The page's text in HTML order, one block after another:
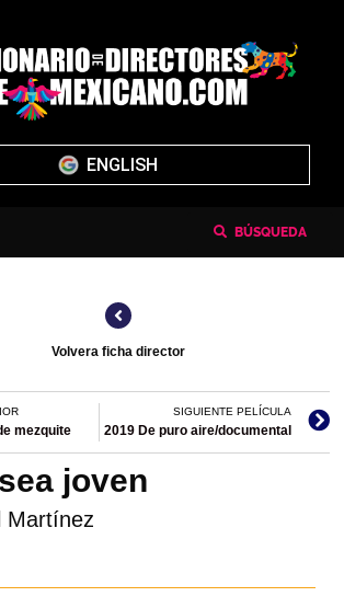
ENGLISH
BÚSQUEDA
Volvera ficha director
mezquite
SIGUIENTE PELÍCULA
2019 De puro aire/documental
joven
Martínez